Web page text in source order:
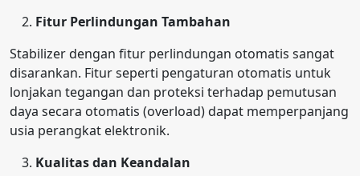
Fitur Perlindungan Tambahan
Stabilizer dengan fitur perlindungan otomatis sangat
disarankan. Fitur seperti pengaturan otomatis untuk
lonjakan tegangan dan proteksi terhadap pemutusan
daya secara otomatis (overload) dapat memperpanjang
usia perangkat elektronik.
Kualitas dan Keandalan